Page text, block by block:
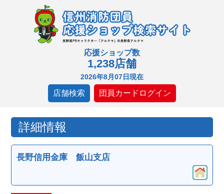
応援ショップ数
1,238店舗
2026年8月07日現在
店舗検索 団員カードログイン
詳細情報
長野信用金庫 飯山支店